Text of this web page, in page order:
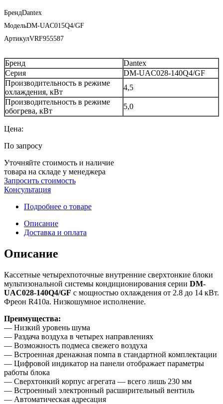
БрендDantex
МодельDM-UAC015Q4/GF
АртикулVRF955587
Бренд
Dantex
Серия
DM-UAC028-140Q4/GF
Производительность в режиме
охлаждения, кВт
4,5
Производительность в режиме
обогрева, кВт
5,0
Цена:
По запросу
Уточняйте стоимость и наличие
товара на складе у менеджера
Запросить стоимость
Консультация
Подробнее о товаре
Описание
Доставка и оплата
Описание
Кассетные четырехпоточные внутренние сверхтонкие блоки
мультизональной системы кондиционирования серии DM-
UAC028-140Q4/GF с мощностью охлаждения от 2.8 до 14 кВт.
Фреон R410а. Низкошумное исполнение.
Преимущества:
— Низкий уровень шума
— Раздача воздуха в четырех направлениях
— Возможность подмеса свежего воздуха
— Встроенная дренажная помпа в стандартной комплектации
— Цифровой индикатор на панели отображает параметры
работы блока
— Сверхтонкий корпус агрегата — всего лишь 230 мм
— Встроенный электронный расширительный вентиль
— Автоматическая адресация